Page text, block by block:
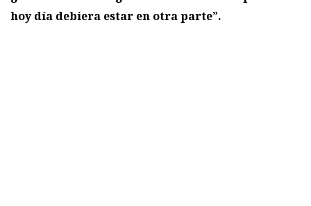
hoy día debiera estar en otra parte”.